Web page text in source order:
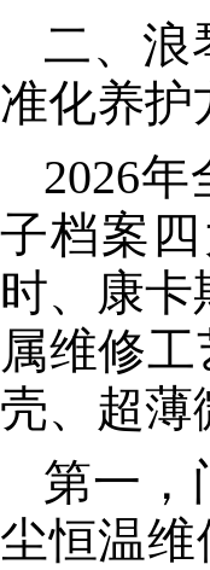
二、浪
准化养护
2026
子档案
时、康卡
属维修
壳、超薄
第一，
尘恒温